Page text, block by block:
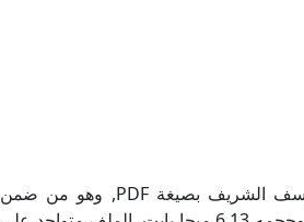
تحميل كتاب عبد الرحمن الخميسي – القديس الصعلوك للكاتب يوسف الشريف بصيغة PDF, وهو من ضمن